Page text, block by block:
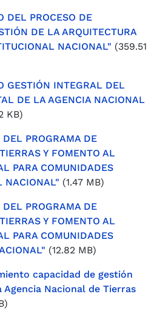
DEL PROCESO DE
DE LA ARQUITECTURA
NACIONAL" (359.51
GESTIÓN INTEGRAL DEL
DE LA AGENCIA NACIONAL
KB)
PROGRAMA DE
Y FOMENTO AL
PARA COMUNIDADES
NACIONAL" (1.47 MB)
PROGRAMA DE
Y FOMENTO AL
PARA COMUNIDADES
(12.82 MB)
capacidad de gestión
Nacional de Tierras